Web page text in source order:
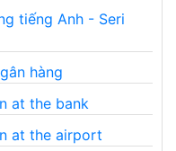
tiếng Anh - Seri
hàng
at the bank
at the airport